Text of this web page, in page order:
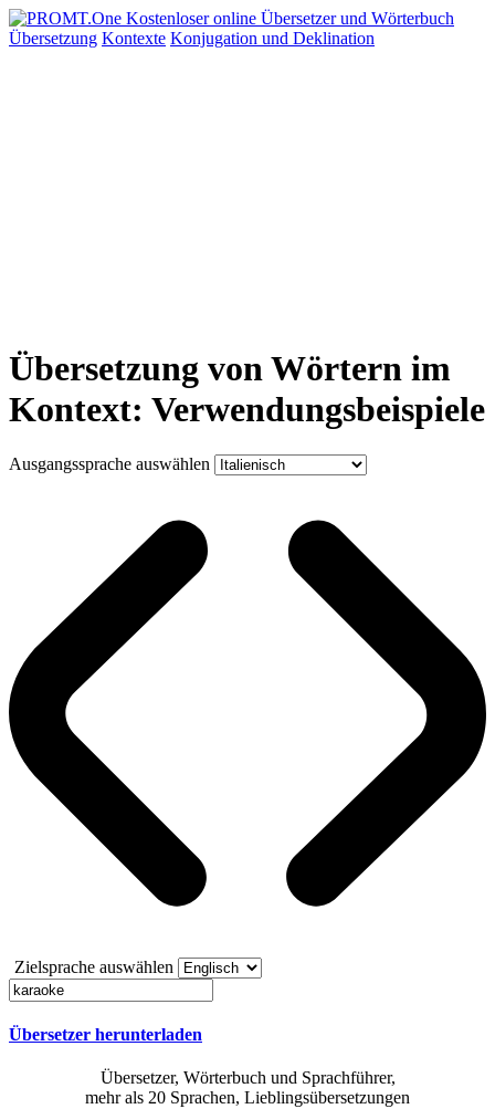
Übersetzung Kontexte Konjugation und Deklination
Übersetzung von Wörtern im
Kontext: Verwendungsbeispiele
Ausgangssprache auswählen
Zielsprache auswählen
Übersetzer herunterladen
Übersetzer, Wörterbuch und Sprachführer,
mehr als 20 Sprachen, Lieblingsübersetzungen